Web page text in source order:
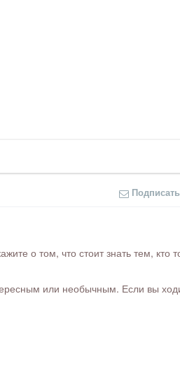
о том, что стоит знать тем, кто
или необычным. Если вы